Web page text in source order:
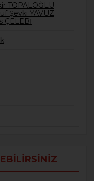
TOPALOĞLU
Şevki YAVUZ
ÇELEBİ